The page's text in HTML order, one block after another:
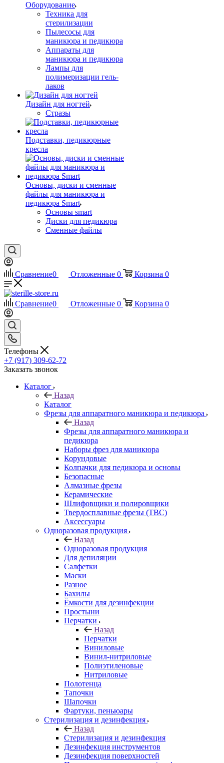
Оборудование
Техника для
стерилизации
Пылесосы для
маникюра и педикюра
Аппараты для
маникюра и педикюра
Лампы для
полимеризации гель-
лаков
Дизайн для ногтей
Стразы
Подставки, педикюрные
кресла
Основы, диски и сменные
файлы для маникюра и
педикюра Smart
Основы smart
Диски для педикюра
Сменные файлы
Сравнение0 Отложенные 0 Корзина 0
Сравнение0 Отложенные 0 Корзина 0
Телефоны
+7 (917) 309-62-72
Заказать звонок
Каталог
Назад
Каталог
Фрезы для аппаратного маникюра и педикюра
Назад
Фрезы для аппаратного маникюра и
педикюра
Наборы фрез для маникюра
Корундовые
Колпачки для педикюра и основы
Безопасные
Алмазные фрезы
Керамические
Шлифовщики и полировщики
Твердосплавные фрезы (ТВС)
Аксессуары
Одноразовая продукция
Назад
Одноразовая продукция
Для депиляции
Салфетки
Маски
Разное
Бахилы
Ёмкости для дезинфекции
Простыни
Перчатки
Назад
Перчатки
Виниловые
Винил-нитриловые
Полиэтиленовые
Нитриловые
Полотенца
Тапочки
Шапочки
Фартуки, пеньюары
Стерилизация и дезинфекция
Назад
Стерилизация и дезинфекция
Дезинфекция инструментов
Дезинфекция поверхностей